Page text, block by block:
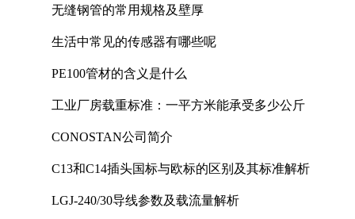
无缝钢管的常用规格及壁厚
生活中常见的传感器有哪些呢
PE100管材的含义是什么
工业厂房载重标准：一平方米能承受多少公斤
CONOSTAN公司简介
C13和C14插头国标与欧标的区别及其标准解析
LGJ-240/30导线参数及载流量解析